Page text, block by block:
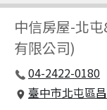
中信房屋-北
有限公司)
04-2422-0180
臺中市北屯區